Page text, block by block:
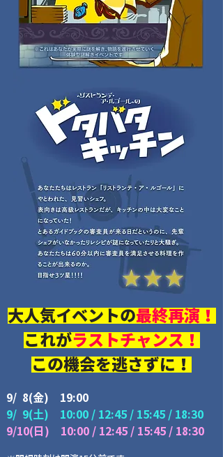
大人気イベントの最終再演！
これがラストチャンス！
この機会を逃さずに！
9/ 8(金) 19:00
9/ 9(土) 10:00 / 12:45 / 15:45 / 18:30
9/1 0(日) 10:00 / 12:45 / 15:45 / 18:30